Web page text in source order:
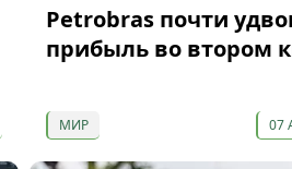
Petrobras почти
прибыль во втором
МИР 07